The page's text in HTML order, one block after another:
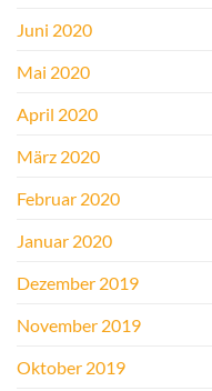
Juni 2020
Mai 2020
April 2020
März 2020
Februar 2020
Januar 2020
Dezember 2019
November 2019
Oktober 2019